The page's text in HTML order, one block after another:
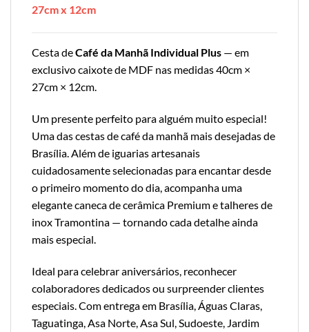
27cm x 12cm
Cesta deCafé da Manhã Individual Plus — em
exclusivo caixote de MDF nas medidas 40cm ×
27cm × 12cm.
Um presente perfeito para alguém muito especial!
Uma das cestas de café da manhã mais desejadas de
Brasília. Além de iguarias artesanais
cuidadosamente selecionadas para encantar desde
o primeiro momento do dia, acompanha uma
elegante caneca de cerâmica Premium e talheres de
inox Tramontina — tornando cada detalhe ainda
mais especial.
Ideal para celebrar aniversários, reconhecer
colaboradores dedicados ou surpreender clientes
especiais. Com entrega em Brasília, Águas Claras,
Taguatinga, Asa Norte, Asa Sul, Sudoeste, Jardim